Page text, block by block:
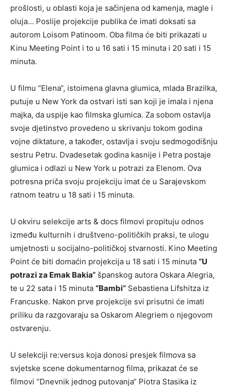
prošlosti, u oblasti koja je sačinjena od kamenja, magle i
oluja… Poslije projekcije publika će imati doksati sa
autorom Loisom Patinoom. Oba filma će biti prikazati u
Kinu Meeting Point i to u 16 sati i 15 minuta i 20 sati i 15
minuta.
U filmu “Elena“, istoimena glavna glumica, mlada Brazilka,
putuje u New York da ostvari isti san koji je imala i njena
majka, da uspije kao filmska glumica. Za sobom ostavlja
svoje djetinstvo provedeno u skrivanju tokom godina
vojne diktature, a također, ostavlja i svoju sedmogodišnju
sestru Petru. Dvadesetak godina kasnije i Petra postaje
glumica i odlazi u New York u potrazi za Elenom. Ova
potresna priča svoju projekciju imat će u Sarajevskom
ratnom teatru u 18 sati i 15 minuta.
U okviru selekcije arts & docs filmovi propituju odnos
između kulturnih i društveno-političkih praksi, te ulogu
umjetnosti u socijalno-političkoj stvarnosti. Kino Meeting
Point će biti domaćin projekcija u 18 sati i 15 minuta “U
potrazi za Emak Bakia“ španskog autora Oskara Alegria,
te u 22 sata i 15 minuta “Bambi“ Sebastiena Lifshitza iz
Francuske. Nakon prve projekcije svi prisutni će imati
priliku da razgovaraju sa Oskarom Alegriem o njegovom
ostvarenju.
U selekciji re:versus koja donosi presjek filmova sa
svjetske scene dokumentarnog filma, prikazat će se
filmovi “Dnevnik jednog putovanja“ Piotra Stasika iz